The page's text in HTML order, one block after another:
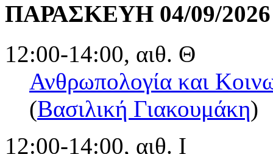
ΠΑΡΑΣΚΕΥΗ 04/09/2026
12:00-14:00, αιθ. Θ
Ανθρωπολογία και
(Βασιλική Γιακουμάκη)
12:00-14:00, αιθ. Ι